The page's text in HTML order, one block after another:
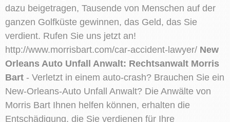
dazu beigetragen, Tausende von Menschen auf der
ganzen Golfküste gewinnen, das Geld, das Sie
verdient. Rufen Sie uns jetzt an!
http://www.morrisbart.com/car-accident-lawyer/ New
Orleans Auto Unfall Anwalt: Rechtsanwalt Morris
Bart - Verletzt in einem auto-crash? Brauchen Sie ein
New-Orleans-Auto Unfall Anwalt? Die Anwälte von
Morris Bart Ihnen helfen können, erhalten die
Entschädigung, die Sie verdienen für Ihre